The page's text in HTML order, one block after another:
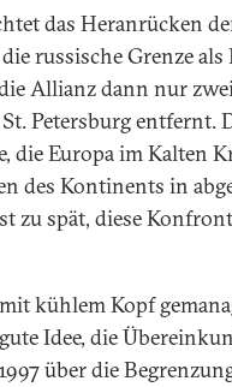
das Heranrücken
russische Grenze
Allianz dann nur
Petersburg entfernt.
die Europa im Kalten
des Kontinents in
zu spät, diese
kühlem Kopf
Idee, die
über die